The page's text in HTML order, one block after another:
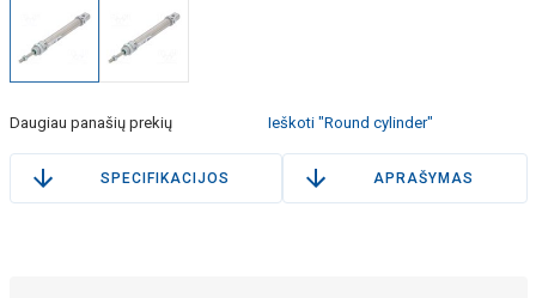
Daugiau panašių prekių Ieškoti "Round cylinder"
SPECIFIKACIJOS APRAŠYMAS